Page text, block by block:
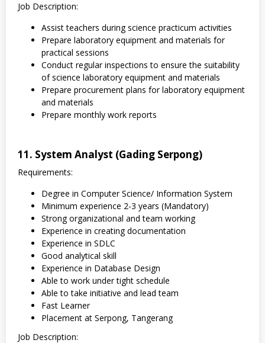
Job Description:
Assist teachers during science practicum activities
Prepare laboratory equipment and materials for
practical sessions
Conduct regular inspections to ensure the suitability
of science laboratory equipment and materials
Prepare procurement plans for laboratory equipment
and materials
Prepare monthly work reports
11. System Analyst (Gading Serpong)
Requirements:
Degree in Computer Science/ Information System
Minimum experience 2-3 years (Mandatory)
Strong organizational and team working
Experience in creating documentation
Experience in SDLC
Good analytical skill
Experience in Database Design
Able to work under tight schedule
Able to take initiative and lead team
Fast Learner
Placement at Serpong, Tangerang
Job Description: